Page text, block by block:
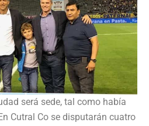
será sede, tal como había
Cutral Co se disputarán cuatro